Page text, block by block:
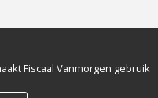
Fiscaal Vanmorgen gebruik